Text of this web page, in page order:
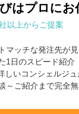
はプロにお
以上からご提案
マッチな発注先が
1日のスピード紹介
しいコンシェルジ
～ご紹介まで完全